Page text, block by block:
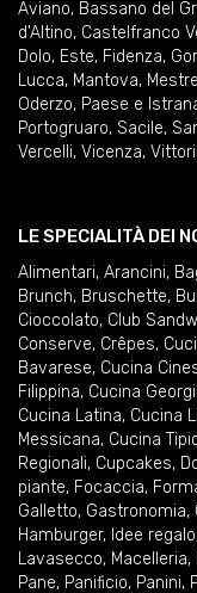
Aviano, Bassano del
d'Altino, Castelfranco
Dolo, Este, Fidenza,
Lucca, Mantova, Mestre
Oderzo, Paese e
Portogruaro, Sacile,
Vercelli, Vicenza,
LE SPECIALITÀ DEI
Alimentari, Arancini,
Brunch, Bruschette,
Cioccolato, Club
Conserve, Crêpes,
Bavarese, Cucina
Filippina, Cucina
Cucina Latina, Cucina
Messicana, Cucina
Regionali, Cupcakes,
piante, Focaccia,
Galletto, Gastronomia,
Hamburger, Idee regalo
Lavasecco, Macelleria,
Pane, Panificio, Panini,